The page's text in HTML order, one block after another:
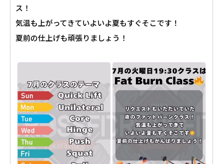
ス！
気温も上がってきていよいよ夏もすぐそこです！
夏前の仕上げも頑張りましょう！